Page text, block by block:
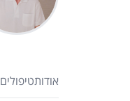
אודותטיפולים